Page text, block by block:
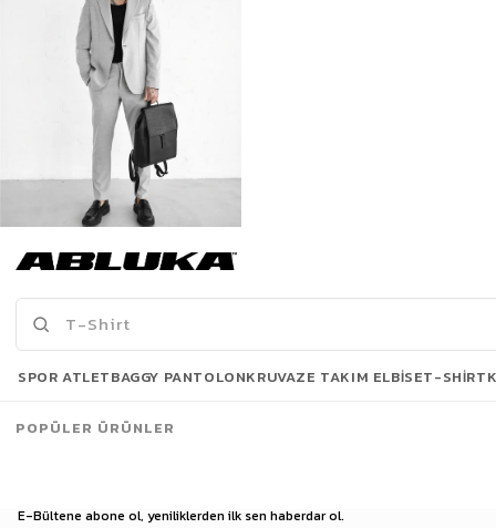
Erkek Slim Fit Takım Elbise Gri
Son Bakılanlar
E-Bültene abone ol, yeniliklerden ilk sen haberdar ol.
SPOR ATLETBAGGY PANTOLONKRUVAZE TAKIM ELBISET-SHIRT
POPÜLER ÜRÜNLER